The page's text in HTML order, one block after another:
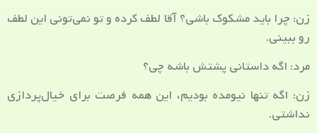
زن: چرا باید مشکوک باشی؟ آقا لطف کرده و تو نمی‌تونی این لطف
رو ببینی.
مرد: اگه داستانی پشتش باشه چی؟
زن: اگه تنها نیومده بودیم، این همه فرصت برای خیال‌پردازی
نداشتی.